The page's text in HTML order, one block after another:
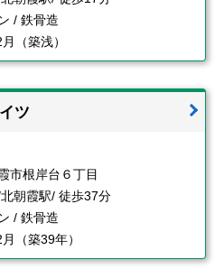
/ 鉄骨造
（築浅）
ツ
市根岸台６丁目
朝霞駅/ 徒歩37分
/ 鉄骨造
（築39年）